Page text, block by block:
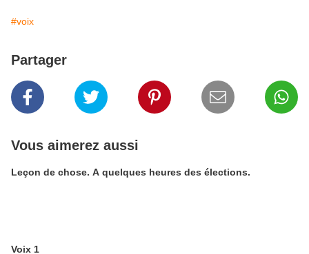
#voix
Partager
Vous aimerez aussi
Leçon de chose. A quelques heures des élections.
Voix 1